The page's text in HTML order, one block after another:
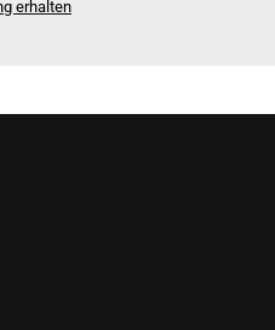
erhalten